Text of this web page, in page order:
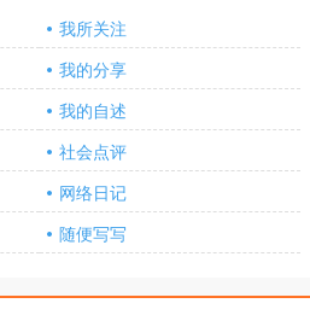
我所关注
我的分享
我的自述
社会点评
网络日记
随便写写